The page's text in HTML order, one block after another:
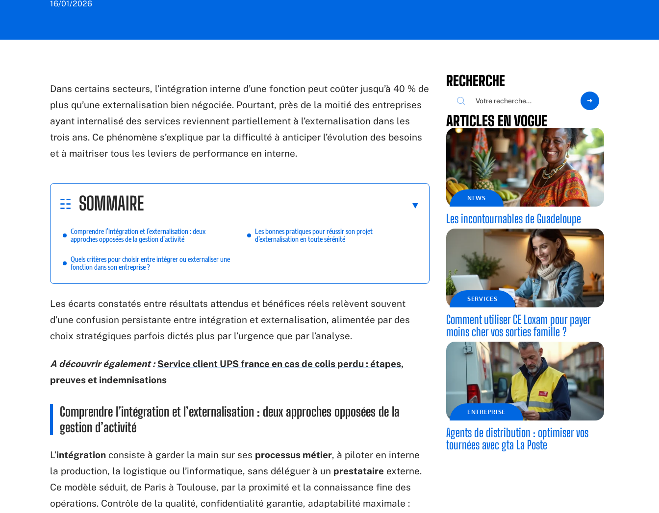
16/01/2026
Dans certains secteurs, l’intégration interne d’une fonction peut coûter jusqu’à 40 % de
plus qu’une externalisation bien négociée. Pourtant, près de la moitié des entreprises
ayant internalisé des services reviennent partiellement à l’externalisation dans les
trois ans. Ce phénomène s’explique par la difficulté à anticiper l’évolution des besoins
et à maîtriser tous les leviers de performance en interne.
SOMMAIRE
Comprendre l’intégration et l’externalisation : deux
approches opposées de la gestion d’activité
Quels critères pour choisir entre intégrer ou externaliser une
fonction dans son entreprise ?
Les bonnes pratiques pour réussir son projet
d’externalisation en toute sérénité
Les écarts constatés entre résultats attendus et bénéfices réels relèvent souvent
d’une confusion persistante entre intégration et externalisation, alimentée par des
choix stratégiques parfois dictés plus par l’urgence que par l’analyse.
A découvrir également : Service client UPS france en cas de colis perdu : étapes,
preuves et indemnisations
Comprendre l’intégration et l’externalisation : deux approches opposées de la
gestion d’activité
L’intégration consiste à garder la main sur ses processus métier, à piloter en interne
la production, la logistique ou l’informatique, sans déléguer à un prestataire externe.
Ce modèle séduit, de Paris à Toulouse, par la proximité et la connaissance fine des
opérations. Contrôle de la qualité, confidentialité garantie, adaptabilité maximale :
RECHERCHE
ARTICLES EN VOGUE
NEWS
Les incontournables de Guadeloupe
SERVICES
Comment utiliser CE Loxam pour payer
moins cher vos sorties famille ?
ENTREPRISE
Agents de distribution : optimiser vos
tournées avec gta La Poste